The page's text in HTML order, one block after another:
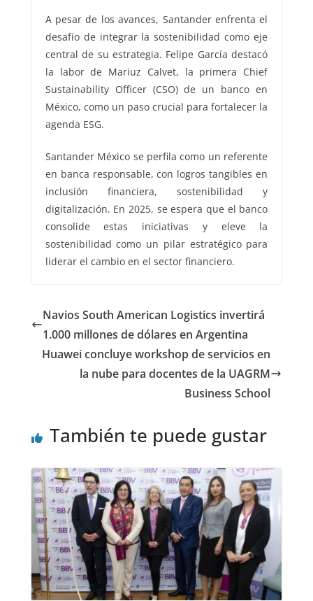
A pesar de los avances, Santander enfrenta el
desafío de integrar la sostenibilidad como eje
central de su estrategia. Felipe García destacó
la labor de Mariuz Calvet, la primera Chief
Sustainability Officer (CSO) de un banco en
México, como un paso crucial para fortalecer la
agenda ESG.
Santander México se perfila como un referente
en banca responsable, con logros tangibles en
inclusión financiera, sostenibilidad y
digitalización. En 2025, se espera que el banco
consolide estas iniciativas y eleve la
sostenibilidad como un pilar estratégico para
liderar el cambio en el sector financiero.
Navios South American Logistics invertirá
1.000 millones de dólares en Argentina
Huawei concluye workshop de servicios en
la nube para docentes de la UAGRM
Business School
También te puede gustar